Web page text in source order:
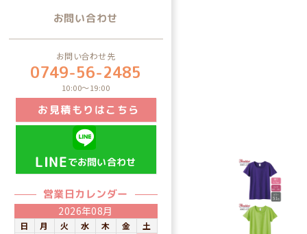
お問い合わせ
お問い合わせ先
0749-56-2485
10:00～19:00
お見積もりはこちら
LINEでお問い合わせ
営業日カレンダー
2026年08月
日 月 火 水 木 金 土